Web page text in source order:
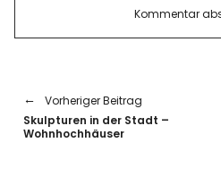
Vorheriger Beitrag
Skulpturen in der Stadt –
Wohnhochhäuser